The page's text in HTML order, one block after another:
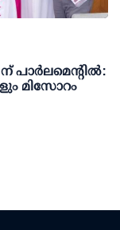
പാര്‍ലമെന്റില്‍:
മിസോറം